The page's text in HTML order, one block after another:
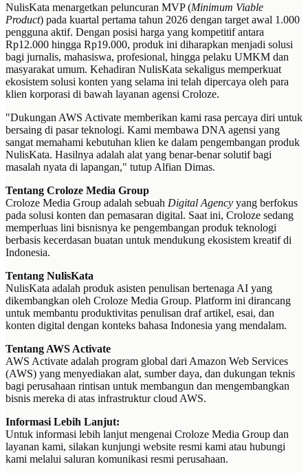
NulisKata menargetkan peluncuran MVP (Minimum Viable
Product) pada kuartal pertama tahun 2026 dengan target awal 1.000
pengguna aktif. Dengan posisi harga yang kompetitif antara
Rp12.000 hingga Rp19.000, produk ini diharapkan menjadi solusi
bagi jurnalis, mahasiswa, profesional, hingga pelaku UMKM dan
masyarakat umum. Kehadiran NulisKata sekaligus memperkuat
ekosistem solusi konten yang selama ini telah dipercaya oleh para
klien korporasi di bawah layanan agensi Croloze.
"Dukungan AWS Activate memberikan kami rasa percaya diri untuk
bersaing di pasar teknologi. Kami membawa DNA agensi yang
sangat memahami kebutuhan klien ke dalam pengembangan produk
NulisKata. Hasilnya adalah alat yang benar-benar solutif bagi
masalah nyata di lapangan," tutup Alfian Dimas.
Tentang Croloze Media Group
Croloze Media Group adalah sebuah Digital Agency yang berfokus
pada solusi konten dan pemasaran digital. Saat ini, Croloze sedang
memperluas lini bisnisnya ke pengembangan produk teknologi
berbasis kecerdasan buatan untuk mendukung ekosistem kreatif di
Indonesia.
Tentang NulisKata
NulisKata adalah produk asisten penulisan bertenaga AI yang
dikembangkan oleh Croloze Media Group. Platform ini dirancang
untuk membantu produktivitas penulisan draf artikel, esai, dan
konten digital dengan konteks bahasa Indonesia yang mendalam.
Tentang AWS Activate
AWS Activate adalah program global dari Amazon Web Services
(AWS) yang menyediakan alat, sumber daya, dan dukungan teknis
bagi perusahaan rintisan untuk membangun dan mengembangkan
bisnis mereka di atas infrastruktur cloud AWS.
Informasi Lebih Lanjut:
Untuk informasi lebih lanjut mengenai Croloze Media Group dan
layanan kami, silakan kunjungi website resmi kami atau hubungi
kami melalui saluran komunikasi resmi perusahaan.